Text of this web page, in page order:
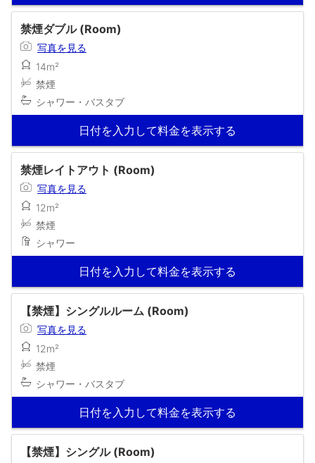
禁煙ダブル (Room)
写真を見る
14m²
禁煙
シャワー・バスタブ
日付を入力して料金を表示する
禁煙レイトアウト (Room)
写真を見る
12m²
禁煙
シャワー
日付を入力して料金を表示する
【禁煙】シングルルーム (Room)
写真を見る
12m²
禁煙
シャワー・バスタブ
日付を入力して料金を表示する
【禁煙】シングル (Room)